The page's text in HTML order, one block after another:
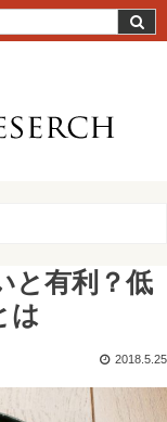
と有利？低
は
2018.5.25